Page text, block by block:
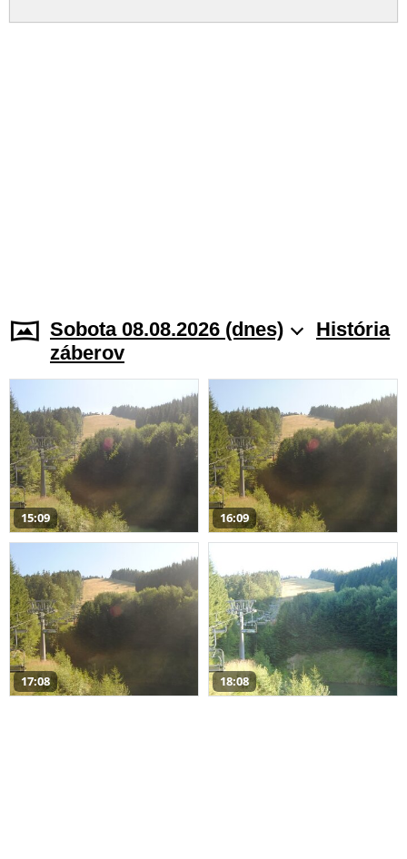
Sobota 08.08.2026 (dnes)
História
záberov
15:09 16:09
17:08 18:08